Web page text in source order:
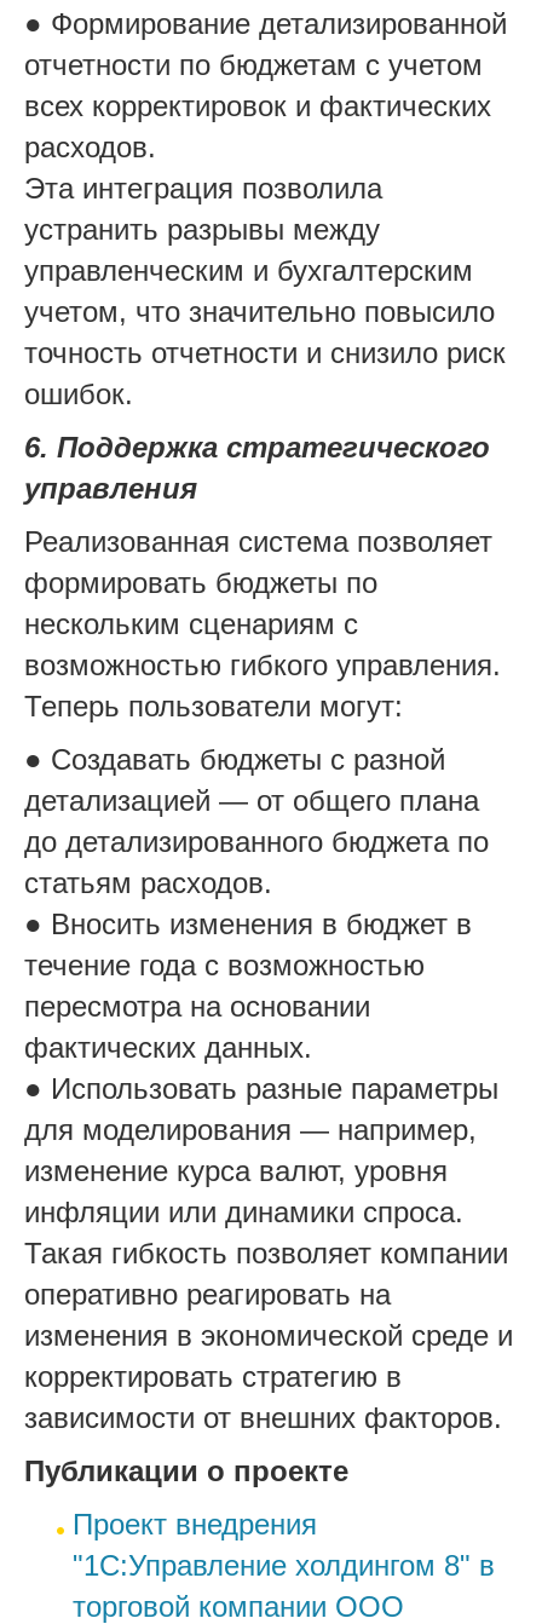
● Формирование детализированной
отчетности по бюджетам с учетом
всех корректировок и фактических
расходов.
Эта интеграция позволила
устранить разрывы между
управленческим и бухгалтерским
учетом, что значительно повысило
точность отчетности и снизило риск
ошибок.
6. Поддержка стратегического
управления
Реализованная система позволяет
формировать бюджеты по
нескольким сценариям с
возможностью гибкого управления.
Теперь пользователи могут:
● Создавать бюджеты с разной
детализацией — от общего плана
до детализированного бюджета по
статьям расходов.
● Вносить изменения в бюджет в
течение года с возможностью
пересмотра на основании
фактических данных.
● Использовать разные параметры
для моделирования — например,
изменение курса валют, уровня
инфляции или динамики спроса.
Такая гибкость позволяет компании
оперативно реагировать на
изменения в экономической среде и
корректировать стратегию в
зависимости от внешних факторов.
Публикации о проекте
Проект внедрения
"1С:Управление холдингом 8" в
торговой компании ООО